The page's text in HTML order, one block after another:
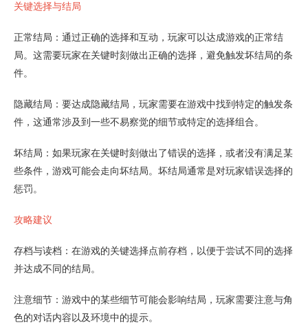
关键选择与结局
正常结局：通过正确的选择和互动，玩家可以达成游戏的正常结
局。这需要玩家在关键时刻做出正确的选择，避免触发坏结局的条
件。
隐藏结局：要达成隐藏结局，玩家需要在游戏中找到特定的触发条
件，这通常涉及到一些不易察觉的细节或特定的选择组合。
坏结局：如果玩家在关键时刻做出了错误的选择，或者没有满足某
些条件，游戏可能会走向坏结局。坏结局通常是对玩家错误选择的
惩罚。
攻略建议
存档与读档：在游戏的关键选择点前存档，以便于尝试不同的选择
并达成不同的结局。
注意细节：游戏中的某些细节可能会影响结局，玩家需要注意与角
色的对话内容以及环境中的提示。